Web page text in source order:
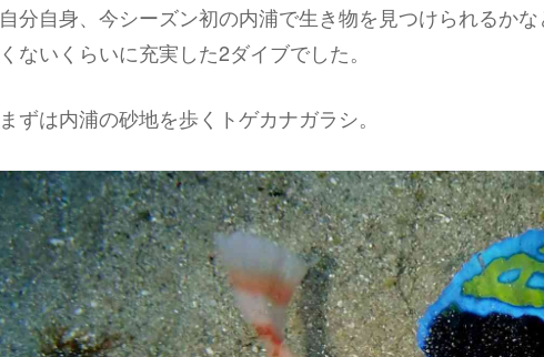
自分自身、今シーズン初の内浦で生き物を見つけられるか
くないくらいに充実した2ダイブでした。
まずは内浦の砂地を歩くトゲカナガラシ。